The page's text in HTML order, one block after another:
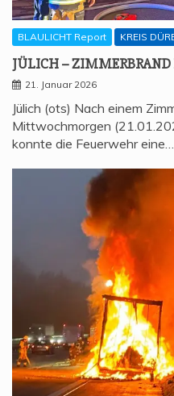
BLAULICHT Report KREIS
JÜLICH –
21. Januar 2026
Jülich (ots) Nach einem
Mittwochmorgen
konnte die Feuerwehr eine…